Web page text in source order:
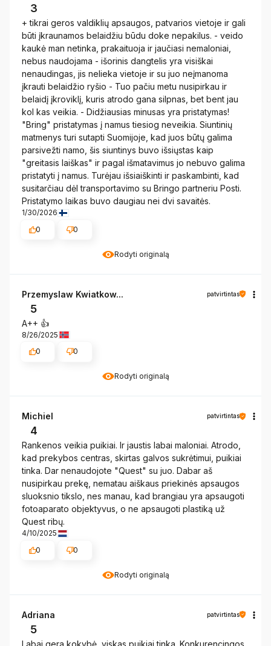
Rodyti originalą
3
+ tikrai geros valdiklių apsaugos, patvarios vietoje ir gali
būti įkraunamos belaidžiu būdu doke nepakilus. - veido
kaukė man netinka, prakaituoja ir jaučiasi nemaloniai,
nebus naudojama - išorinis dangtelis yra visiškai
nenaudingas, jis nelieka vietoje ir su juo neįmanoma
įkrauti belaidžio ryšio - Tuo pačiu metu nusipirkau ir
belaidį įkroviklį, kuris atrodo gana silpnas, bet bent jau
kol kas veikia. - Didžiausias minusas yra pristatymas!
"Bring" pristatymas į namus tiesiog neveikia. Siuntinių
matmenys turi sutapti Suomijoje, kad juos būtų galima
parsivežti namo, šis siuntinys buvo išsiųstas kaip
"greitasis laiškas" ir pagal išmatavimus jo nebuvo galima
pristatyti į namus. Turėjau išsiaiškinti ir paskambinti, kad
susitarčiau dėl transportavimo su Bringo partneriu Posti.
Pristatymo laikas buvo daugiau nei dvi savaitės.
1/30/2026
0
0
Rodyti originalą
Przemyslaw Kwiatkow... patvirtintas
5
A++ 👍️
8/26/2025
0
0
Rodyti originalą
Michiel patvirtintas
4
Rankenos veikia puikiai. Ir jaustis labai maloniai. Atrodo,
kad prekybos centras, skirtas galvos sukrėtimui, puikiai
tinka. Dar nenaudojote "Quest" su juo. Dabar aš
nusipirkau prekę, nematau aiškaus priekinės apsaugos
sluoksnio tikslo, nes manau, kad brangiau yra apsaugoti
fotoaparato objektyvus, o ne apsaugoti plastiką už
Quest ribų.
4/10/2025
0
0
Adriana patvirtintas
5
Labai gera kokybė, viskas puikiai tinka. Konkurencingos